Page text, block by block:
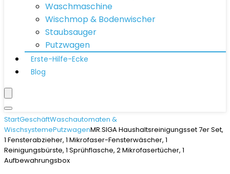
Waschmaschine
Wischmop & Bodenwischer
Staubsauger
Putzwagen
Erste-Hilfe-Ecke
Blog
StartGeschäftWaschautomaten &
WischsystemePutzwagenMR.SIGA Haushaltsreinigungsset 7er Set,
1 Fensterabzieher, 1 Mikrofaser-Fensterwäscher, 1
Reinigungsbürste, 1 Sprühflasche, 2 Mikrofasertücher, 1
Aufbewahrungsbox